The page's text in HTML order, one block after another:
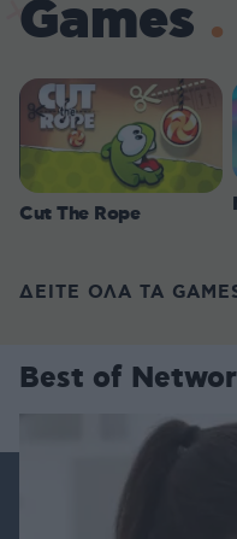
Games
Cut The Rope
ΔΕΙΤΕ ΟΛΑ ΤΑ
Best of